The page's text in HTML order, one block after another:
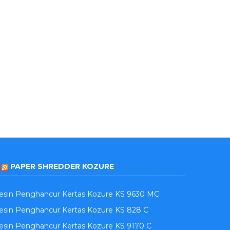
PAPER SHREDDER KOZURE
Penghancur Kertas Kozure KS 9630 MC
Penghancur Kertas Kozure KS 828 C
Penghancur Kertas Kozure KS 9170 C